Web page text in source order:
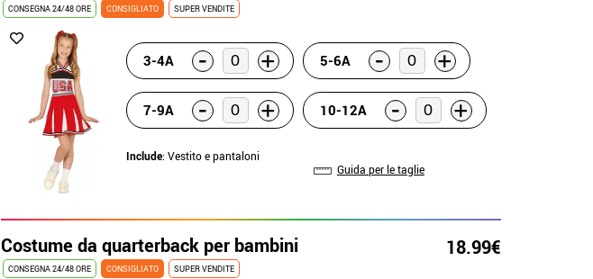
CONSEGNA 24/48 ORE CONSIGLIATO SUPER VENDITE
3-4A - + 5-6A - +
7-9A - + 10-12A - +
Include: Vestito e pantaloni
Guida per le taglie
Costume da quarterback per bambini 18.99€
CONSEGNA 24/48 ORE CONSIGLIATO SUPER VENDITE